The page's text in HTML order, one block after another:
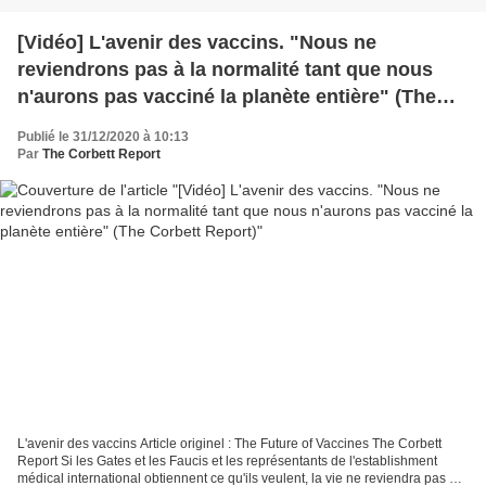
[Vidéo] L'avenir des vaccins. "Nous ne
reviendrons pas à la normalité tant que nous
n'aurons pas vacciné la planète entière" (The
Publié le 31/12/2020 à 10:13
Par The Corbett Report
L'avenir des vaccins Article originel : The Future of Vaccines The Corbett
Report Si les Gates et les Faucis et les représentants de l'establishment
médical international obtiennent ce qu'ils veulent, la vie ne reviendra pas à